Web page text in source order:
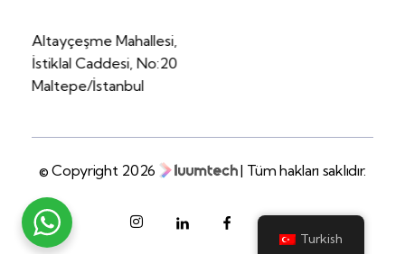
Altayçeşme Mahallesi,
İstiklal Caddesi, No:20
Maltepe/İstanbul
© Copyright 2026 | Tüm hakları saklıdır.
Turkish